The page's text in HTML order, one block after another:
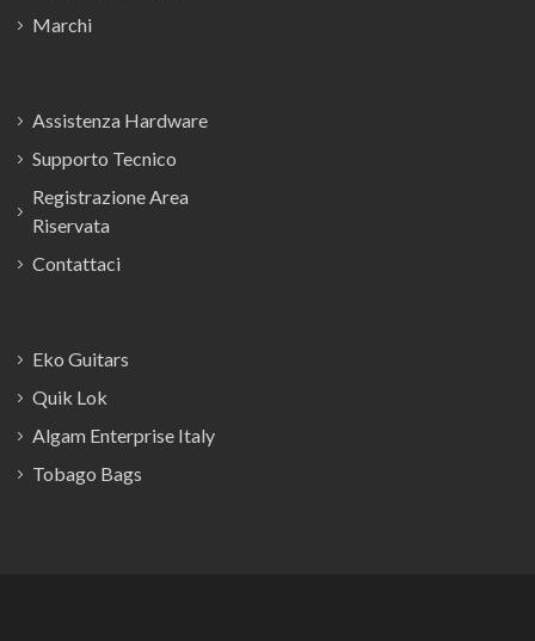
Marchi
Assistenza Hardware
Supporto Tecnico
Registrazione Area
Riservata
Contattaci
Eko Guitars
Quik Lok
Algam Enterprise Italy
Tobago Bags